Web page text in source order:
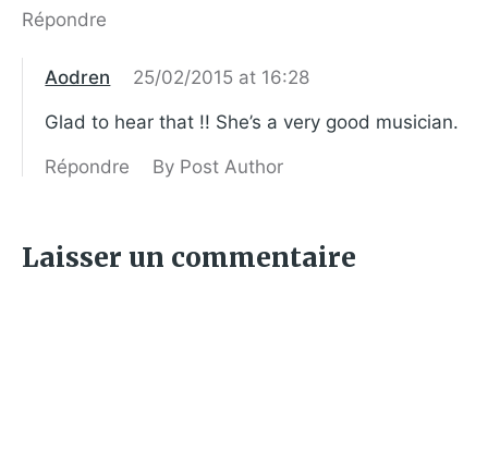
Répondre
Aodren 25/02/2015 at 16:28
Glad to hear that !! She’s a very good musician.
Répondre By Post Author
Laisser un commentaire